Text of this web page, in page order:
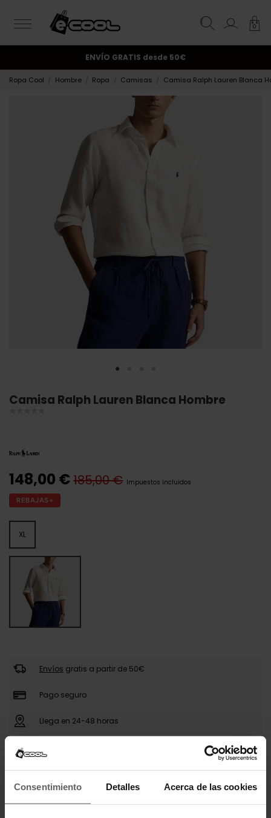
Consentimiento Detalles Acerca de las cookies
0
ENVÍO GRATIS desde 50€
¡Suscríbete y obtén un 10% de descuento!.
Ropa Cool Hombre Ropa Camisas Camisa Ralph Lauren Blanca
Camisa Ralph Lauren Blanca Hombre
148,00 €185,00 € Impuestos incluidos
REBAJAS+
XL
Envíos gratis a partir de 50€
Pago seguro
Llega en 24-48 horas
DESCRIPCIÓN
lino ligero y transpirable. Presenta corte clásico con